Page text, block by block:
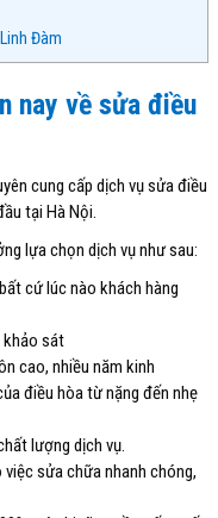
Đàm
nay về sửa điều
cung cấp dịch vụ sửa điều
tại Hà Nội.
lựa chọn dịch vụ như sau:
cứ lúc nào khách hàng
khảo sát
cao, nhiều năm kinh
điều hòa từ nặng đến nhẹ
lượng dịch vụ.
sửa chữa nhanh chóng,